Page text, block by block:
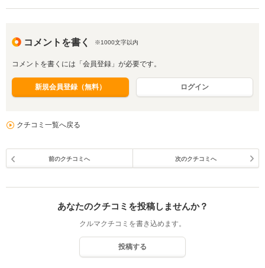
コメントを書く ※1000文字以内
コメントを書くには「会員登録」が必要です。
新規会員登録（無料） ログイン
クチコミ一覧へ戻る
前のクチコミへ 次のクチコミへ
あなたのクチコミを投稿しませんか？
クルマクチコミを書き込めます。
投稿する